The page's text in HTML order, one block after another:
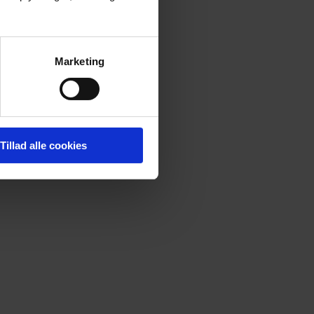
Marketing
Tillad alle cookies